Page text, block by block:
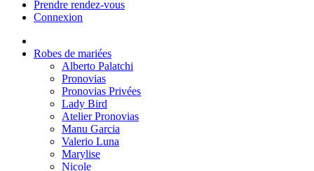
Prendre rendez-vous
Connexion
Robes de mariées
Alberto Palatchi
Pronovias
Pronovias Privées
Lady Bird
Atelier Pronovias
Manu Garcia
Valerio Luna
Marylise
Nicole